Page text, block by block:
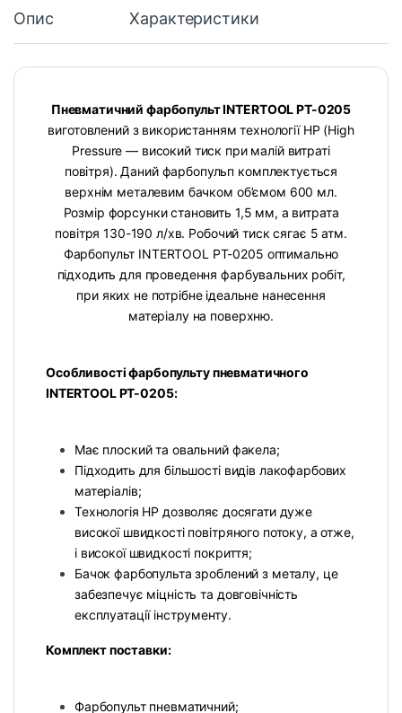
Опис Характеристики
Пневматичний фарбопульт INTERTOOL PT-0205
виготовлений з використанням технології НР (High
Pressure — високий тиск при малій витраті
повітря). Даний фарбопульп комплектується
верхнім металевим бачком об’ємом 600 мл.
Розмір форсунки становить 1,5 мм, а витрата
повітря 130-190 л/хв. Робочий тиск сягає 5 атм.
Фарбопульт INTERTOOL PT-0205 оптимально
підходить для проведення фарбувальних робіт,
при яких не потрібне ідеальне нанесення
матеріалу на поверхню.
Особливості фарбопульту пневматичного
INTERTOOL PT-0205:
Має плоский та овальний факела;
Підходить для більшості видів лакофарбових
матеріалів;
Технологія НР дозволяє досягати дуже
високої швидкості повітряного потоку, а отже,
і високої швидкості покриття;
Бачок фарбопульта зроблений з металу, це
забезпечує міцність та довговічність
експлуатації інструменту.
Комплект поставки:
Фарбопульт пневматичний;